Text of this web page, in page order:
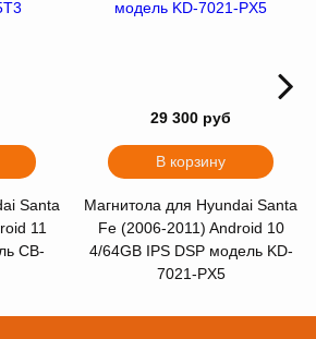
Santa
11
CB-
29 300 руб
В корзину
Магнитола для Hyundai Santa
Fe (2006-2011) Android 10
4/64GB IPS DSP модель KD-
7021-PX5